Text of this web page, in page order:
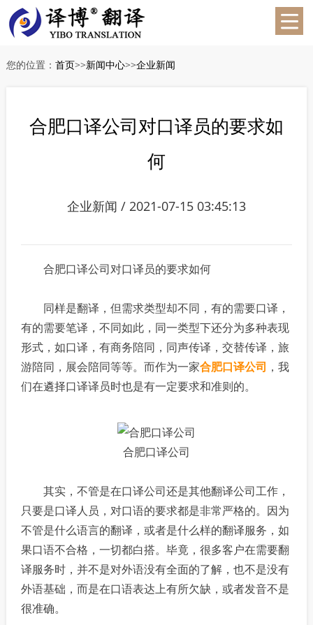
您的位置： 首页>>新闻中心>>企业新闻
合肥口译公司对口译员的要求如
何
企业新闻 / 2021-07-15 03:45:13
合肥口译公司对口译员的要求如何
同样是翻译，但需求类型却不同，有的需要口译，
有的需要笔译，不同如此，同一类型下还分为多种表现
形式，如口译，有商务陪同，同声传译，交替传译，旅
游陪同，展会陪同等等。而作为一家合肥口译公司 ，我
们在遴择口译译员时也是有一定要求和准则的。
合肥口译公司
其实，不管是在口译公司还是其他翻译公司工作，
只要是口译人员，对口语的要求都是非常严格的。因为
不管是什么语言的翻译，或者是什么样的翻译服务，如
果口语不合格，一切都白搭。毕竟，很多客户在需要翻
译服务时，并不是对外语没有全面的了解，也不是没有
外语基础，而是在口语表达上有所欠缺，或者发音不是
很准确。